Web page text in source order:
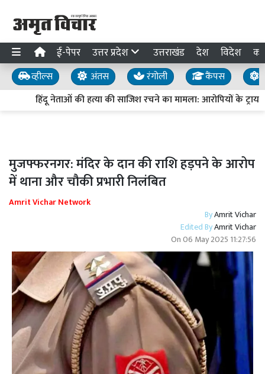
ई-पेपर उत्तर प्रदेश उत्तराखंड देश विदेश
व्हील्स अंतस रंगोली कैंपस
हिंदू नेताओं की हत्या की साजिश रचने का मामला: आरोपियों के ट्रायल
मुजफ्फरनगर: मंदिर के दान की राशि हड़पने के आरोप
में थाना और चौकी प्रभारी निलंबित
Amrit Vichar Network
ByAmrit Vichar
Edited ByAmrit Vichar
On06 May 2025 11:27:56